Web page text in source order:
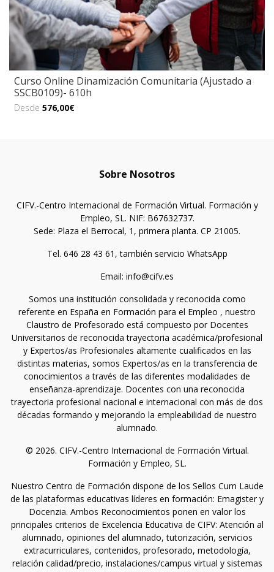
Curso Online Dinamización Comunitaria (Ajustado a
SSCB0109)- 610h
Desde 576,00€
Sobre Nosotros
CIFV.-Centro Internacional de Formación Virtual. Formación y
Empleo, SL. NIF: B67632737.
Sede: Plaza el Berrocal, 1, primera planta. CP 21005.
Tel. 646 28 43 61, también servicio WhatsApp
Email: info@cifv.es
Somos una institución consolidada y reconocida como
referente en España en Formación para el Empleo , nuestro
Claustro de Profesorado está compuesto por Docentes
Universitarios de reconocida trayectoria académica/profesional
y Expertos/as Profesionales altamente cualificados en las
distintas materias, somos Expertos/as en la transferencia de
conocimientos a través de las diferentes modalidades de
enseñanza-aprendizaje. Docentes con una reconocida
trayectoria profesional nacional e internacional con más de dos
décadas formando y mejorando la empleabilidad de nuestro
alumnado.
© 2026. CIFV.-Centro Internacional de Formación Virtual.
Formación y Empleo, SL.
Nuestro Centro de Formación dispone de los Sellos Cum Laude
de las plataformas educativas líderes en formación: Emagister y
Docenzia. Ambos Reconocimientos ponen en valor los
principales criterios de Excelencia Educativa de CIFV: Atención al
alumnado, opiniones del alumnado, tutorización, servicios
extracurriculares, contenidos, profesorado, metodología,
relación calidad/precio, instalaciones/campus virtual y sistemas